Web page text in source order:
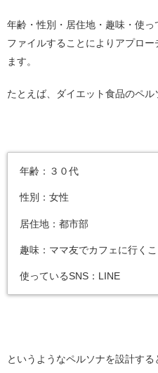
年齢・性別・居住地・趣味・使
ファイルすることによりアプロ
ます。
たとえば、ダイエット食品のペル
年齢：３０代
性別：女性
居住地：都市部
趣味：ママ友でカフェに行くこ
使っているSNS：LINE
というようなペルソナを設計する